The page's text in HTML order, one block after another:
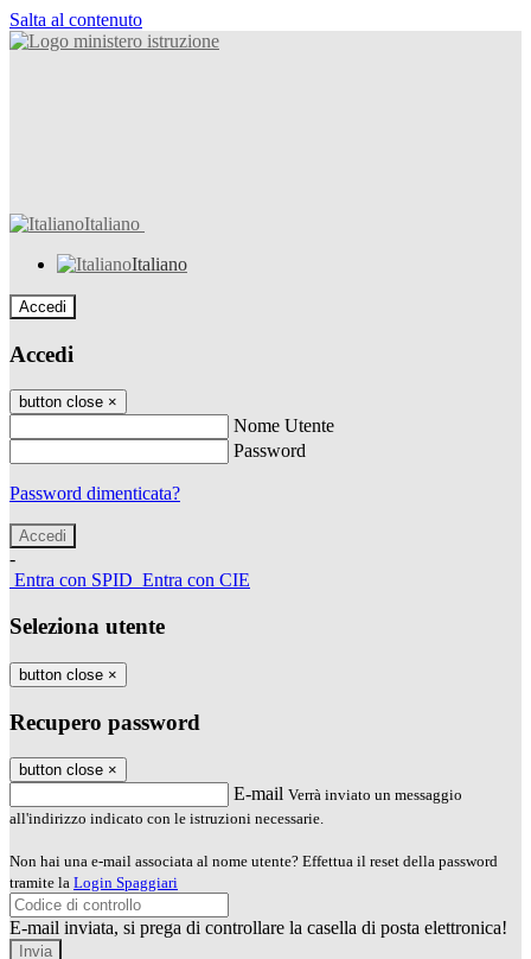
Salta al contenuto
Italiano
Italiano
Accedi
Accedi
button close ×
Nome Utente
Password
Password dimenticata?
-
Entra con SPID Entra con CIE
Seleziona utente
button close ×
Recupero password
button close ×
E-mail Verrà inviato un messaggio
all'indirizzo indicato con le istruzioni necessarie.
Non hai una e-mail associata al nome utente? Effettua il reset della password
tramite la Login Spaggiari
E-mail inviata, si prega di controllare la casella di posta elettronica!